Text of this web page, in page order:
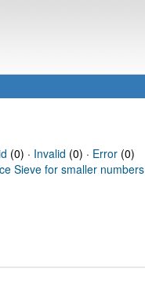
(0) · Invalid (0) · Error(0)
Sieve for smaller numbers